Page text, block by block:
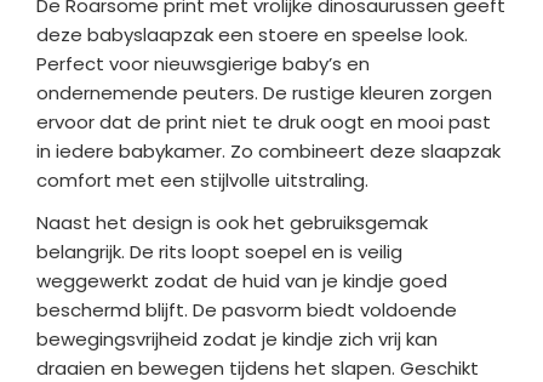
De Roarsome print met vrolijke dinosaurussen geeft
deze babyslaapzak een stoere en speelse look.
Perfect voor nieuwsgierige baby’s en
ondernemende peuters. De rustige kleuren zorgen
ervoor dat de print niet te druk oogt en mooi past
in iedere babykamer. Zo combineert deze slaapzak
comfort met een stijlvolle uitstraling.
Naast het design is ook het gebruiksgemak
belangrijk. De rits loopt soepel en is veilig
weggewerkt zodat de huid van je kindje goed
beschermd blijft. De pasvorm biedt voldoende
bewegingsvrijheid zodat je kindje zich vrij kan
draaien en bewegen tijdens het slapen. Geschikt